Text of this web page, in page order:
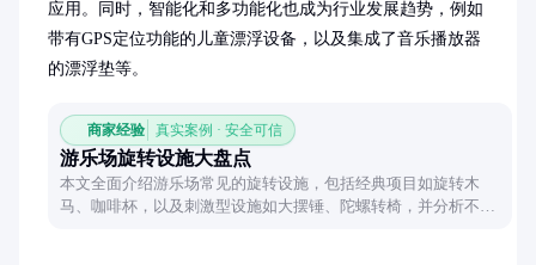
应用。同时，智能化和多功能化也成为行业发展趋势，例如
带有GPS定位功能的儿童漂浮设备，以及集成了音乐播放器
的漂浮垫等。
商家经验 真实案例 · 安全可信
游乐场旋转设施大盘点
本文全面介绍游乐场常见的旋转设施，包括经典项目如旋转木
马、咖啡杯，以及刺激型设施如大摆锤、陀螺转椅，并分析不同